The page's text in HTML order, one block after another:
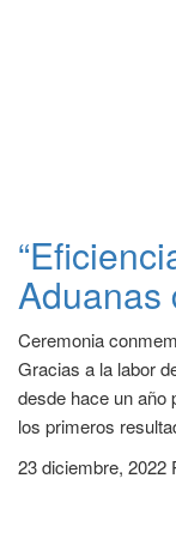
Aduanas
Ceremonia
Gracias a la labor
desde hace un año
los primeros
23 diciembre, 2022